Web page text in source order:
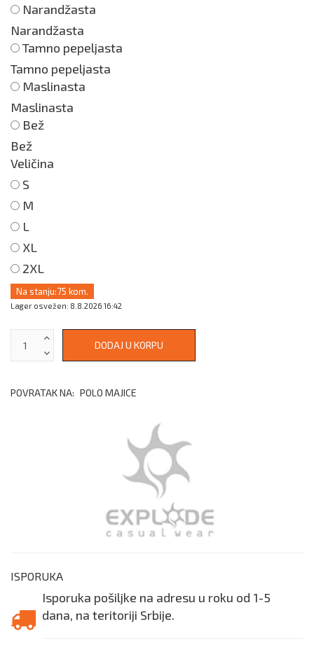
Narandžasta
Narandžasta
Tamno pepeljasta
Tamno pepeljasta
Maslinasta
Maslinasta
Bež
Bež
Veličina
S
M
L
XL
2XL
Na stanju:75 kom.
Lager osvežen: 8.8.2026 16:42
POVRATAK NA: POLO MAJICE
ISPORUKA
Isporuka pošiljke na adresu u roku od 1-5
dana, na teritoriji Srbije.